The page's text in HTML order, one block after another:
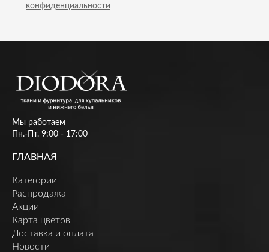
конфиденциальности
Мы работаем
Пн.-Пт. 9:00 - 17:00
ГЛАВНАЯ
Категории
Распродажа
Акции
Карта цветов
Доставка и оплата
Новости